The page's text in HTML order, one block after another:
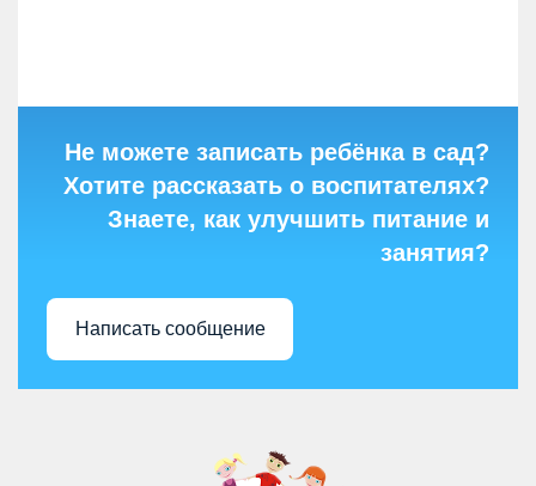
Не можете записать ребёнка в сад?
Хотите рассказать о воспитателях?
Знаете, как улучшить питание и
занятия?
Написать сообщение